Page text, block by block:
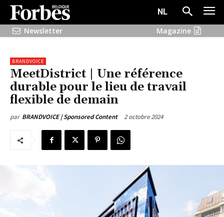
NL
Newsletter
Magazine
BRANDVOICE
MeetDistrict | Une référence
durable pour le lieu de travail
flexible de demain
par BRANDVOICE | Sponsored Content 2 octobre 2024